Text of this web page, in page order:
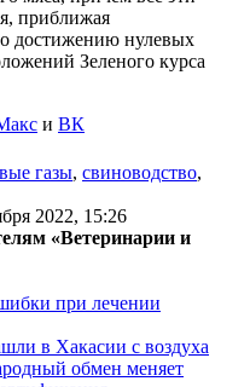
приближая
достижению нулевых
Зеленого курса
и ВК
газы, свиноводство,
2022, 15:26
«Ветеринарии и
при лечении
в Хакасии с воздуха
обмен меняет